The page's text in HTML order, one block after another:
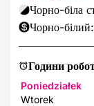
Години
Poniedziałek
Wtorek
Чорно-біла
Чорно-